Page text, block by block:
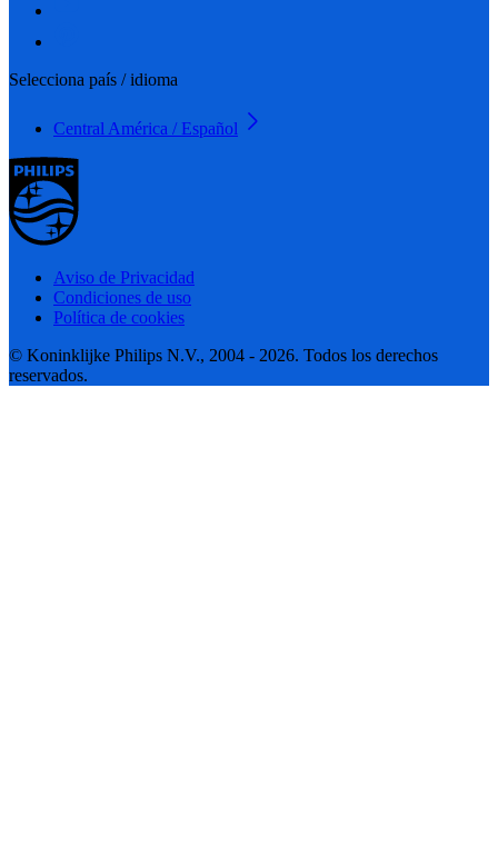
Selecciona país / idioma
Central América / Español
Aviso de Privacidad
Condiciones de uso
Política de cookies
© Koninklijke Philips N.V., 2004 - 2026. Todos los derechos
reservados.